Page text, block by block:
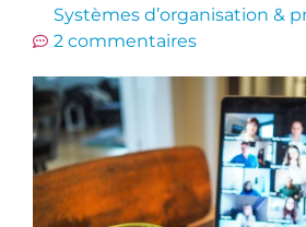
Systèmes d’organisation &
2 commentaires